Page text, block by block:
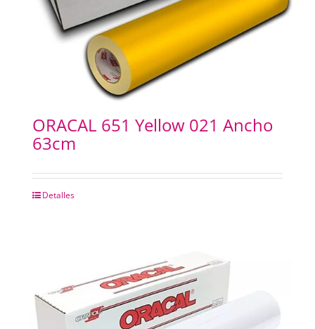
ORACAL 651 Yellow 021 Ancho
63cm
Detalles